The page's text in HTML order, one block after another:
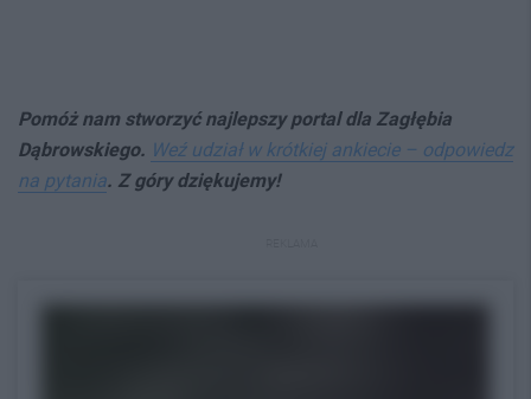
Pomóż nam stworzyć najlepszy portal dla Zagłębia
Dąbrowskiego. Weź udział w krótkiej ankiecie – odpowiedz
na pytania. Z góry dziękujemy!